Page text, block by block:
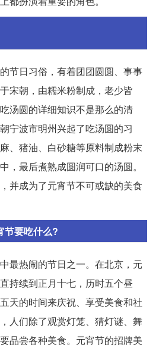
节日习俗，有着团团圆圆、事事
宋朝，由糯米粉制成，老少皆
汤圆的详细知识不是那么的清
宁波市明州兴起了吃汤圆的习
、猪油、白砂糖等原料制成粉末
，最后煮熟成圆润可口的汤圆。
并成为了元宵节不可或缺的美食
节要吃什么?
最热闹的节日之一。在北京，元
持续到正月十七，历时五个昼
天的时间来庆祝、享受美食和社
人们除了观赏灯笼、猜灯谜、舞
品尝各种美食。元宵节的招牌美